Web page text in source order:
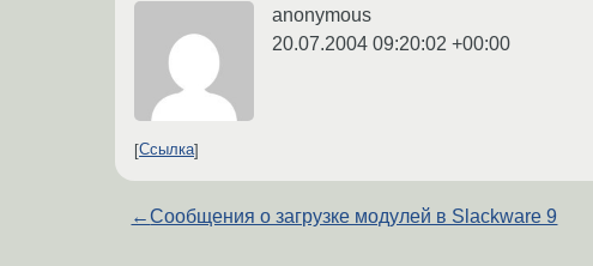
anonymous
20.07.2004 09:20:02 +00:00
Ссылка
←Сообщения о загрузке модулей в Slackware 9